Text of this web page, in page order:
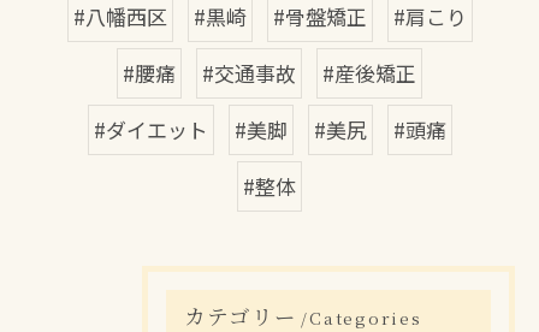
#八幡西区 #黒崎 #骨盤矯正
#肩こり
#腰痛
#交通事故
#産後矯正
#ダイエット
#美脚 #美尻
#頭痛
#整体
カテゴリー Categories